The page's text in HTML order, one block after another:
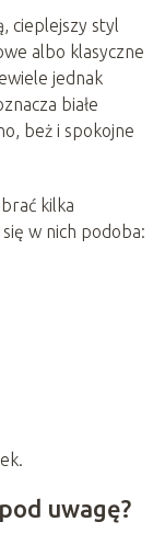
cieplejszy styl
albo klasyczne
jednak
białe
beż i spokojne
kilka
się w nich podoba:
uwagę?